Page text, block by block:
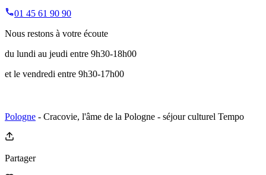
01 45 61 90 90
Nous restons à votre écoute
du lundi au jeudi entre 9h30-18h00
et le vendredi entre 9h30-17h00
Pologne - Cracovie, l'âme de la Pologne - séjour culturel Tempo
Partager